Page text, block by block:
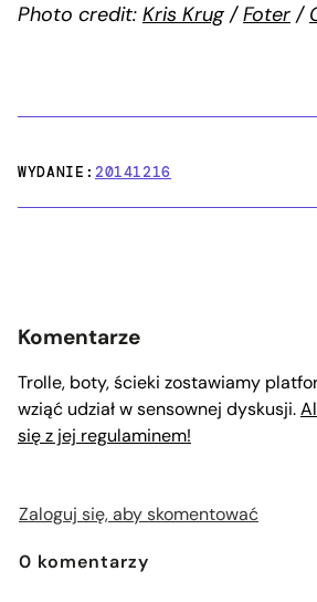
Photo credit: Kris Krug /Foter /
WYDANIE:20141216
Komentarze
Trolle, boty, ścieki zostawiamy
wziąć udział w sensownej dyskusji.
się z jej regulaminem!
Zaloguj się, aby skomentować
0 komentarzy